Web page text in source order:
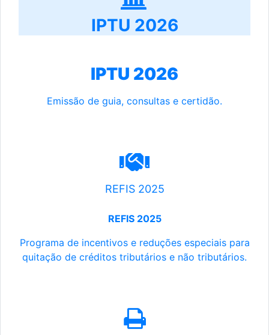
IPTU 2026
IPTU 2026
Emissão de guia, consultas e certidão.
REFIS 2025
REFIS 2025
Programa de incentivos e reduções especiais para
quitação de créditos tributários e não tributários.